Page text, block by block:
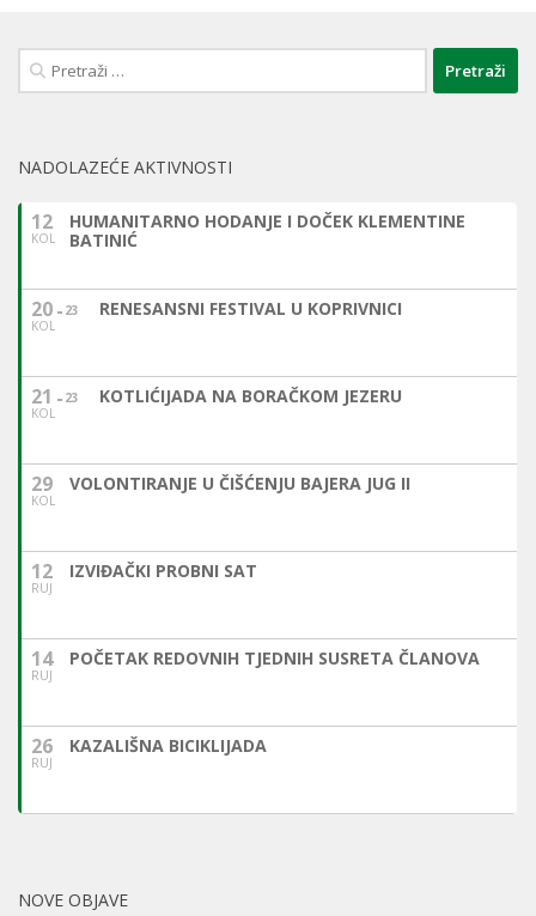
Pretraži:
NADOLAZEĆE AKTIVNOSTI
12
KOL
HUMANITARNO HODANJE I DOČEK KLEMENTINE
BATINIĆ
20
KOL
23 RENESANSNI FESTIVAL U KOPRIVNICI
21
KOL
23 KOTLIĆIJADA NA BORAČKOM JEZERU
29
KOL
VOLONTIRANJE U ČIŠĆENJU BAJERA JUG II
12
RUJ
IZVIĐAČKI PROBNI SAT
14
RUJ
POČETAK REDOVNIH TJEDNIH SUSRETA ČLANOVA
26
RUJ
KAZALIŠNA BICIKLIJADA
NOVE OBJAVE